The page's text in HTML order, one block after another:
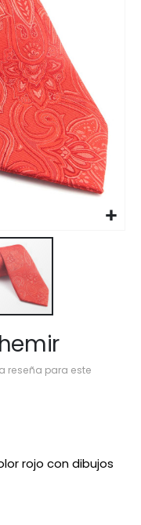
reseña para este
rojo con dibujos